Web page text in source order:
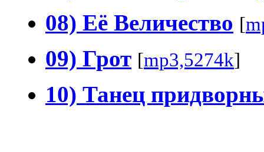
08) Её Величество [
09) Грот [mp3,5274k]
10) Танец